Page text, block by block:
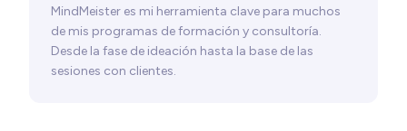
MindMeister es mi herramienta clave para muchos
de mis programas de formación y consultoría.
Desde la fase de ideación hasta la base de las
sesiones con clientes.